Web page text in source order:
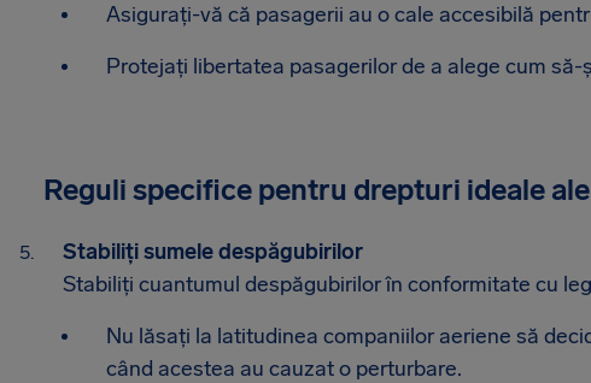
Asigurați-vă că pasagerii au o cale accesibilă
Protejați libertatea pasagerilor de a alege cum
Reguli specifice pentru drepturi ideale
Stabiliți sumele despăgubirilor
Stabiliți cuantumul despăgubirilor în conformitate cu
Nu lăsați la latitudinea companiilor aeriene să
când acestea au cauzat o perturbare.